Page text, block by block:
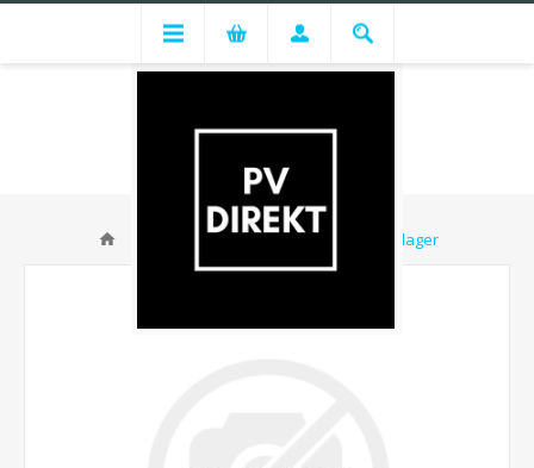
Huawei SUN2000-8KTL-M1 - Zentrallager